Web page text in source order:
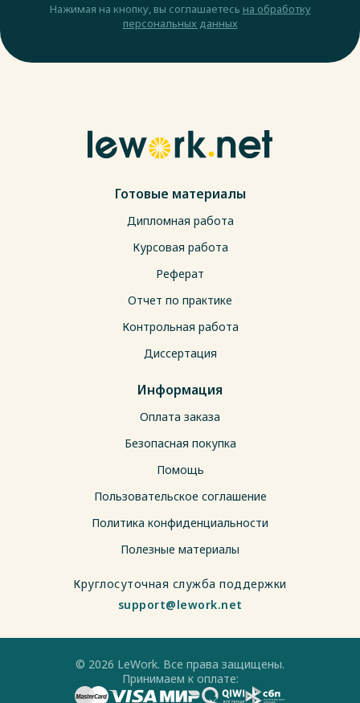
Нажимая на кнопку, вы соглашаетесь на обработку
персональных данных
Готовые материалы
Дипломная работа
Курсовая работа
Реферат
Отчет по практике
Контрольная работа
Диссертация
Информация
Оплата заказа
Безопасная покупка
Помощь
Пользовательское соглашение
Политика конфиденциальности
Полезные материалы
Круглосуточная служба поддержки
support@lework.net
© 2026 LeWork. Все права защищены.
Принимаем к оплате: